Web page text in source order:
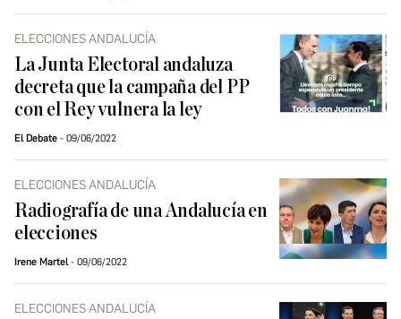
ELECCIONES ANDALUCÍA
La Junta Electoral andaluza
decreta que la campaña del PP
con el Rey vulnera la ley
El Debate 09/06/2022
ELECCIONES ANDALUCÍA
Radiografía de una Andalucía en
elecciones
Irene Martel 09/06/2022
ELECCIONES ANDALUCÍA